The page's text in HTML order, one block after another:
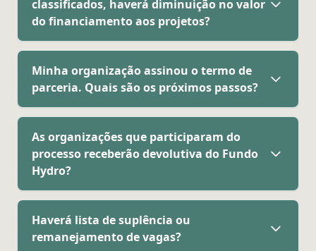
classificados, haverá diminuição no valor
do financiamento aos projetos?
Minha organização assinou o termo de
parceria. Quais são os próximos passos?
As organizações que participaram do
processo receberão devolutiva do Fundo
Hydro?
Haverá lista de suplência ou
remanejamento de vagas?